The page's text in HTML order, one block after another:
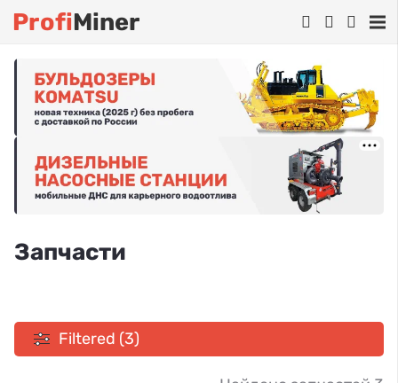
ProfiMiner
Запчасти
Filtered (3)